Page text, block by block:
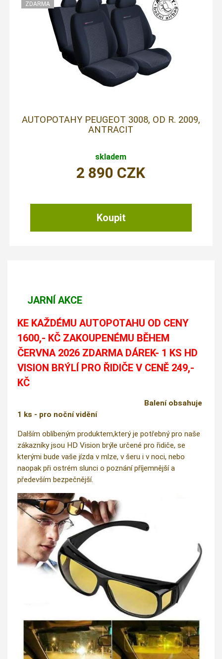
AUTOPOTAHY PEUGEOT 3008, OD R. 2009,
ANTRACIT
skladem
2 890 CZK
JARNÍ AKCE
KE KAŽDÉMU AUTOPOTAHU OD CENY
1600,- KČ ZAKOUPENÉMU BĚHEM
ČERVNA 2026 ZDARMA DÁREK- 1 KS HD
VISION BRÝLÍ PRO ŘIDIČE V CENĚ 249,-
KČ
Balení obsahuje
1 ks - pro noční vidění
Dalším oblíbeným produktem,který je potřebný pro naše
zákazníky jsou HD Vision brýle určené pro řidiče, se
kterými bude vaše jízda v mlze, v šeru i v noci, nebo
naopak při ostrém slunci o poznání příjemnější a
především bezpečnější.